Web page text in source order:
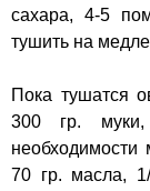
сахара, 4-5
тушить на
Пока тушатся
300 гр.
70 гр. масла,